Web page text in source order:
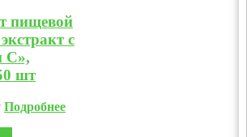
пищевой
с
C»,
шт
Подробнее